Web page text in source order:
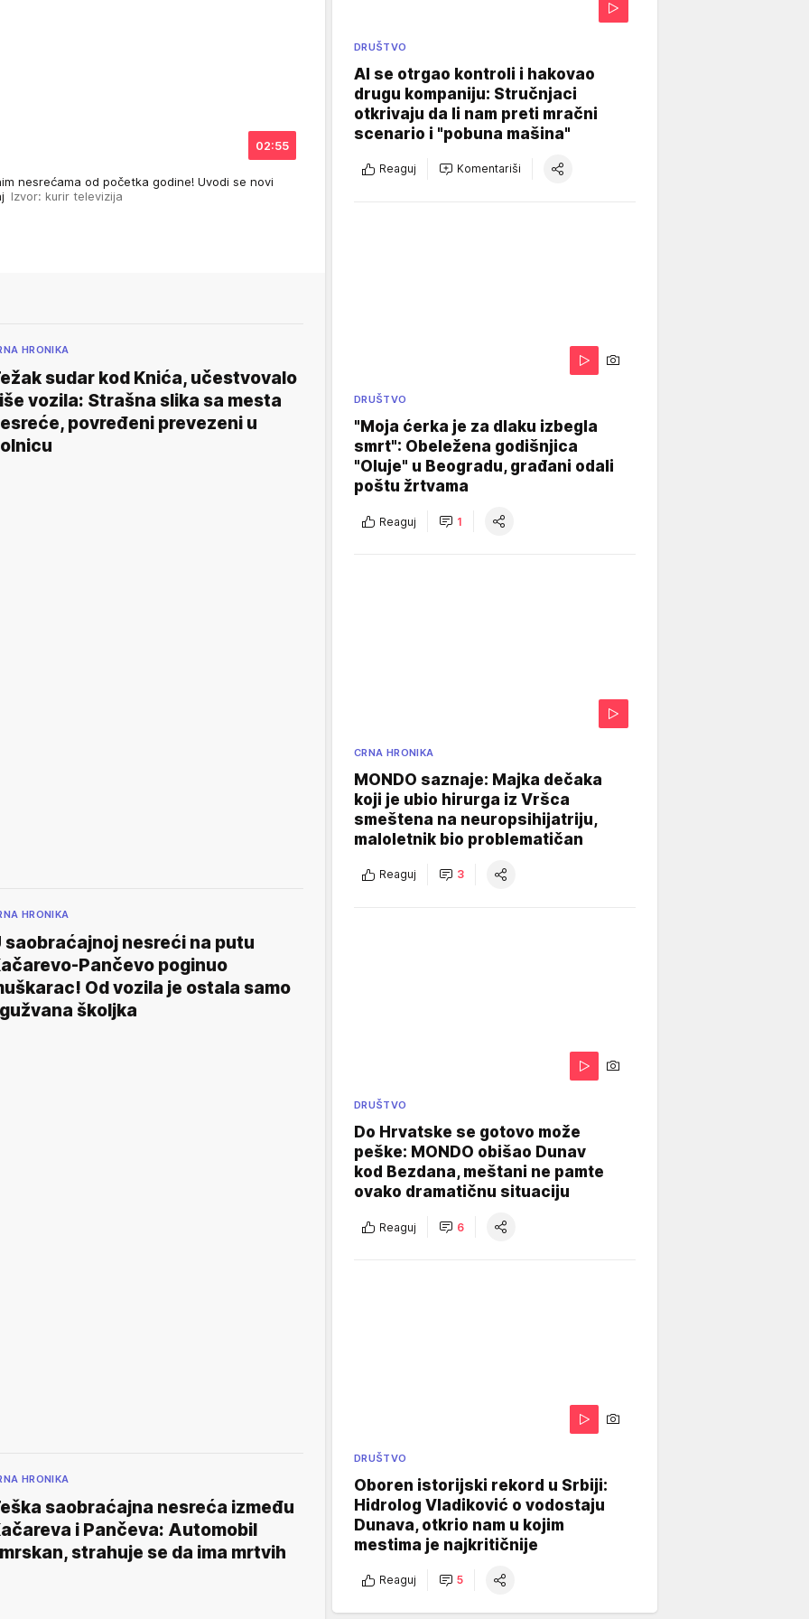
02:55
nesrećama od početka godine! Uvodi se novi
Izvor: kurir televizija
HRONIKA
sudar kod Knića, učestvovalo
vozila: Strašna slika sa mesta
povređeni prevezeni u
HRONIKA
saobraćajnoj nesreći na putu
Pančevo poginuo
Od vozila je ostala samo
školjka
HRONIKA
saobraćajna nesreća između
i Pančeva: Automobil
strahuje se da ima mrtvih
DRUŠTVO
AI se otrgao kontroli i hakovao
drugu kompaniju: Stručnjaci
otkrivaju da li nam preti mračni
scenario i "pobuna mašina"
Reaguj Komentariši
DRUŠTVO
"Moja ćerka je za dlaku izbegla
smrt": Obeležena godišnjica
"Oluje" u Beogradu, građani odali
poštu žrtvama
Reaguj 1
CRNA HRONIKA
MONDO saznaje: Majka dečaka
koji je ubio hirurga iz Vršca
smeštena na neuropsihijatriju,
maloletnik bio problematičan
Reaguj 3
DRUŠTVO
Do Hrvatske se gotovo može
peške: MONDO obišao Dunav
kod Bezdana, meštani ne pamte
ovako dramatičnu situaciju
Reaguj 6
DRUŠTVO
Oboren istorijski rekord u Srbiji:
Hidrolog Vladiković o vodostaju
Dunava, otkrio nam u kojim
mestima je najkritičnije
Reaguj 5